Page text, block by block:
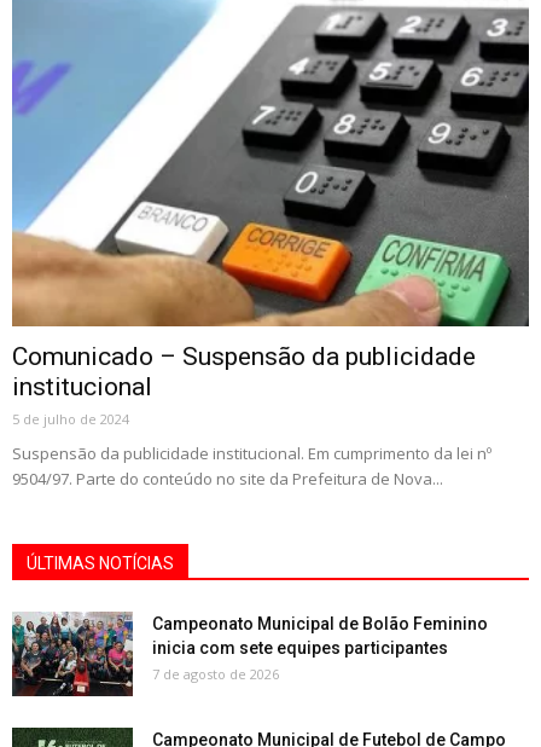
Comunicado – Suspensão da publicidade
institucional
5 de julho de 2024
Suspensão da publicidade institucional. Em cumprimento da lei nº
9504/97. Parte do conteúdo no site da Prefeitura de Nova...
ÚLTIMAS NOTÍCIAS
Campeonato Municipal de Bolão Feminino
inicia com sete equipes participantes
7 de agosto de 2026
Campeonato Municipal de Futebol de Campo